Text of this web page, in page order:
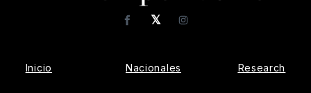
𝕏
FacebookInstagram
Inicio Nacionales Research